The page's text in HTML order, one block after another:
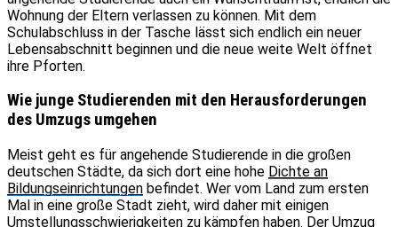
Wohnung der Eltern verlassen zu können. Mit dem
Schulabschluss in der Tasche lässt sich endlich ein neuer
Lebensabschnitt beginnen und die neue weite Welt öffnet
ihre Pforten.
Wie junge Studierenden mit den Herausforderungen
des Umzugs umgehen
Meist geht es für angehende Studierende in die großen
deutschen Städte, da sich dort eine hohe Dichte an
Bildungseinrichtungen befindet. Wer vom Land zum ersten
Mal in eine große Stadt zieht, wird daher mit einigen
Umstellungsschwierigkeiten zu kämpfen haben. Der Umzug